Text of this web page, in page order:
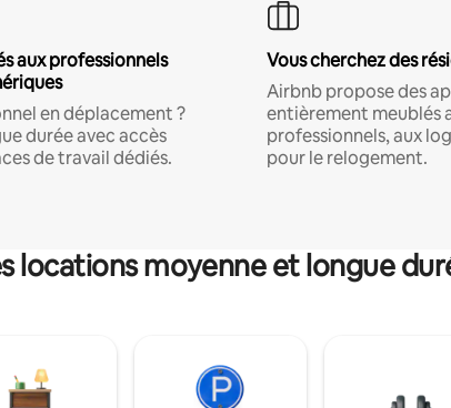
aux professionnels
en déplacement ?
durée avec accès
de travail dédiés.
Vous cherchez des
Airbnb propose des
entièrement meublés
professionnels, aux
pour le relogement.
locations moyenne et longue